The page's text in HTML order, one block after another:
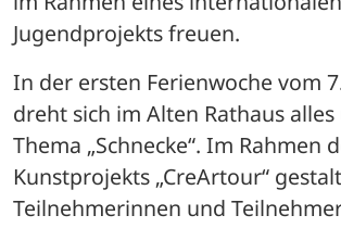
Jugendprojekts freuen.
In der ersten Ferienwoche vom
dreht sich im Alten Rathaus
Thema „Schnecke“. Im Rahmen
Kunstprojekts „CreArtour“
Teilnehmerinnen und